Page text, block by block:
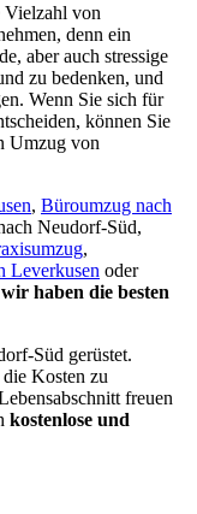
Vielzahl von
denn ein
aber auch stressige
zu bedenken, und
Wenn Sie sich für
können Sie
Umzug von
, Büroumzug nach
Neudorf-Süd,
,
Leverkusen oder
wir haben die besten
Süd gerüstet.
die Kosten zu
freuen
kostenlose und